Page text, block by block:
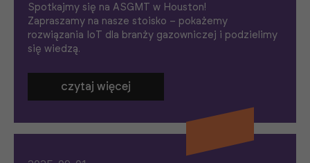
Spotkajmy się na ASGMT w Houston!
Zapraszamy na nasze stoisko – pokażemy
rozwiązania IoT dla branży gazowniczej i podzielimy
się wiedzą.
czytaj więcej